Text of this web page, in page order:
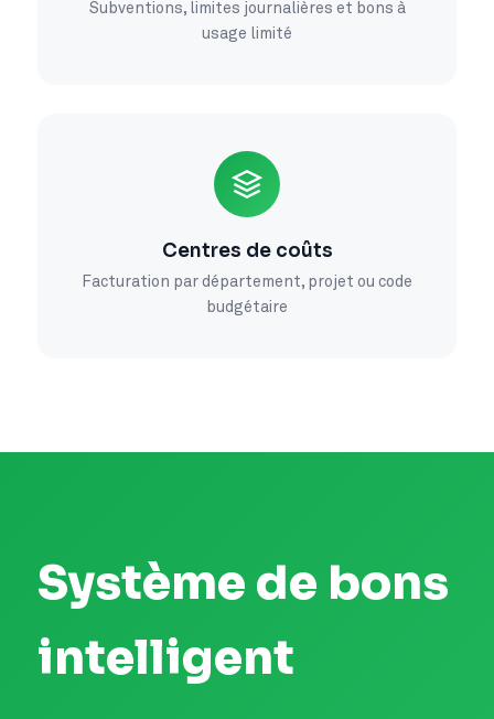
Subventions, limites journalières et bons à
usage limité
Centres de coûts
Facturation par département, projet ou code
budgétaire
Système de bons
intelligent